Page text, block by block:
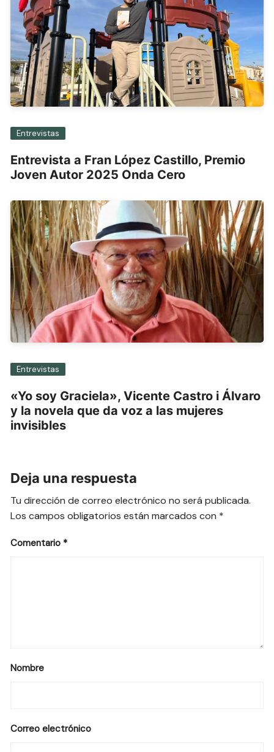
Entrevistas
Entrevista a Fran López Castillo, Premio
Joven Autor 2025 Onda Cero
Entrevistas
«Yo soy Graciela», Vicente Castro i Álvaro
y la novela que da voz a las mujeres
invisibles
Deja una respuesta
Tu dirección de correo electrónico no será publicada.
Los campos obligatorios están marcados con *
Comentario *
Nombre
Correo electrónico